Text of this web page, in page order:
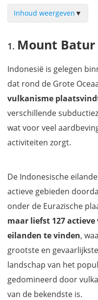
Inhoud weergeven ▼
Beklimmen van Mount Batur
Info & tips voor je bezoek
Wat is de beste reistijd om
Wat is de ligging van
Waar verblijven op Bali?
FAQ - Veelgestelde
Filmpje: Sfeerbeelden
Mount Batur
Indonesië is gelegen
dat rond de Grote
vulkanisme
verschillende
wat voor veel
activiteiten zorgt.
De Indonesische
actieve gebieden
onder de Eurazische
maar liefst 127
eilanden te vinden,
grootste en
landschap van het
gedomineerd door
van de bekendste is.